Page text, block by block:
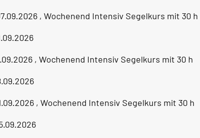
, Wochenend Intensiv Segelkurs mit 30 h
, Wochenend Intensiv Segelkurs mit 30 h
, Wochenend Intensiv Segelkurs mit 30 h